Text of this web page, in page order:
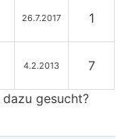
26.7.2017 1
4.2.2013 7
gesucht?